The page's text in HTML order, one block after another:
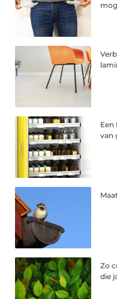
Een
van
Zo
die